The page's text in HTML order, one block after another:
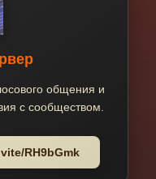
общения и
с сообществом.
RH9bGmk